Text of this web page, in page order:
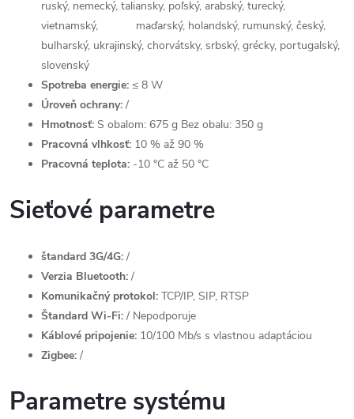
ruský, nemecký, taliansky, poľský, arabský, turecký,
vietnamský, maďarský, holandský, rumunský, český,
bulharský, ukrajinský, chorvátsky, srbský, grécky, portugalský,
slovenský
Spotreba energie: ≤ 8 W
Úroveň ochrany: /
Hmotnosť: S obalom: 675 g Bez obalu: 350 g
Pracovná vlhkosť: 10 % až 90 %
Pracovná teplota: -10 °C až 50 °C
Sieťové parametre
štandard 3G/4G: /
Verzia Bluetooth: /
Komunikačný protokol: TCP/IP, SIP, RTSP
Štandard Wi-Fi: / Nepodporuje
Káblové pripojenie: 10/100 Mb/s s vlastnou adaptáciou
Zigbee: /
Parametre systému